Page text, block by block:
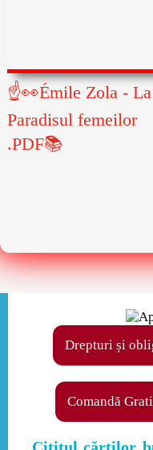
☝👀Émile Zola - La
Paradisul femeilor
.PDF📚
Drepturi și
Comandă